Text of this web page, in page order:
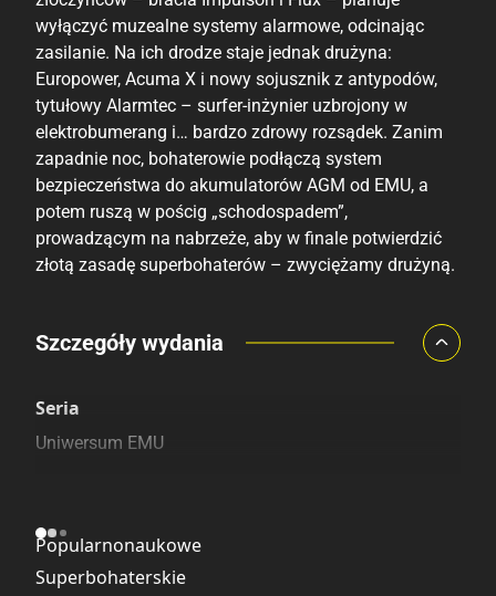
wyłączyć muzealne systemy alarmowe, odcinając
zasilanie. Na ich drodze staje jednak drużyna:
Europower, Acuma X i nowy sojusznik z antypodów,
tytułowy Alarmtec – surfer-inżynier uzbrojony w
elektrobumerang i… bardzo zdrowy rozsądek. Zanim
zapadnie noc, bohaterowie podłączą system
bezpieczeństwa do akumulatorów AGM od EMU, a
potem ruszą w pościg „schodospadem”,
prowadzącym na nabrzeże, aby w finale potwierdzić
złotą zasadę superbohaterów – zwyciężamy drużyną.
Porównaj ceny
Szczegóły wydania
Seria
Uniwersum EMU
Popularnonaukowe
Superbohaterskie